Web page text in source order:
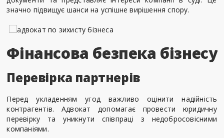
значно підвищує шанси на успішне вирішення спору.
Фінансова безпека бізнесу
Перевірка партнерів
Перед укладенням угод важливо оцінити надійність
контрагентів. Адвокат допомагає провести юридичну
перевірку та уникнути співпраці з недобросовісними
компаніями.